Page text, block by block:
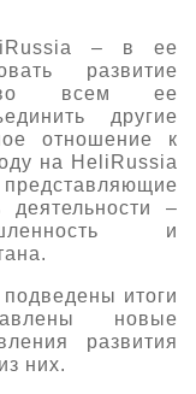
– в ее
развитие
во всем ее
другие
отношение к
на HeliRussia
–
и
итоги
новые
развития
них.